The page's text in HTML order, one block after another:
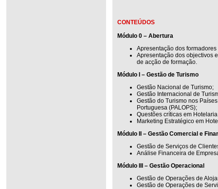
CONTEÚDOS
Módulo 0 – Abertura
Apresentação dos
Apresentação dos objectivos
de acção de formação.
Módulo I – Gestão de Turismo
Gestão Nacional de Turismo;
Gestão Internacional de
Gestão do Turismo nos
Portuguesa (PALOPS);
Questões críticas em
Marketing Estratégico em
Módulo II – Gestão Comercial e
Gestão de Serviços de
Análise Financeira de
Módulo III – Gestão Operacional
Gestão de Operações de
Gestão de Operações de